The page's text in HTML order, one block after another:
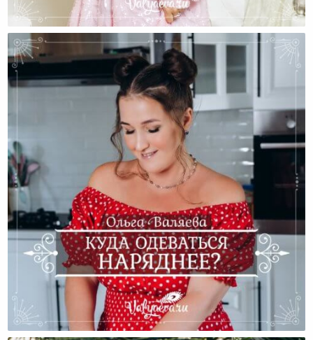
Почему «женственность» Не Работает?
Куда Одеваться Наряднее?